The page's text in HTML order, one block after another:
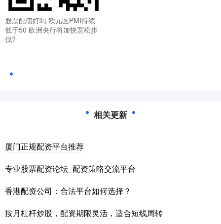
股票配债好吗 欧元区PMI持续
低于50 欧洲央行将加快宽松步
伐?
相关更新
厦门正规配资平台推荐
专业股票配资论坛_配资策略交流平台
香港配资公司：合法平台如何选择？
按月杠杆炒股，配资期限灵活，适合短线周转